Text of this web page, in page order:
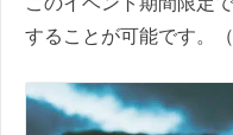
することが可能です。